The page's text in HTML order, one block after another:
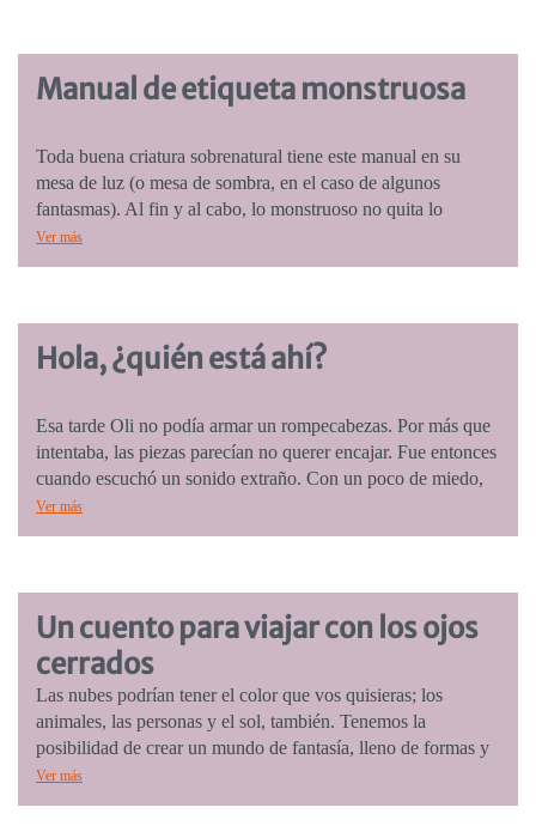
conversaciones y sonidos. Recomendado para ser leído a
niñas y niños de 1 a 3 años.
Manual de etiqueta monstruosa
Toda buena criatura sobrenatural tiene este manual en su
mesa de luz (o mesa de sombra, en el caso de algunos
fantasmas). Al fin y al cabo, lo monstruoso no quita lo
amable. Es una serie de instrucciones extrañas y desopilantes,
a modo de “manual” de sociedad entre criaturas fantásticas.
Ver más
Hola, ¿quién está ahí?
Esa tarde Oli no podía armar un rompecabezas. Por más que
intentaba, las piezas parecían no querer encajar. Fue entonces
cuando escuchó un sonido extraño. Con un poco de miedo,
porque ¿quién no tiene miedo ante algo que lo sorprende de
repente? Oli decidió ir a la aventura y resolver el misterio.
interior, y de cómo, si la escuchamos, puede convertirse en
una buena amiga. Edad sugerida: 7 a 10 años.
Ver más
Un cuento para viajar con los ojos
cerrados
Las nubes podrían tener el color que vos quisieras; los
animales, las personas y el sol, también. Tenemos la
posibilidad de crear un mundo de fantasía, lleno de formas y
colores. Este libro te abre la puerta la imaginación que vive
dentro tuyo. Edad sugerida: 3 a 6 años.
Ver más